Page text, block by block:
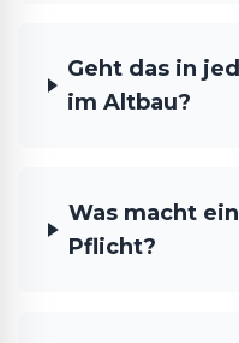
Geht das in
im Altbau?
Was macht
Pflicht?